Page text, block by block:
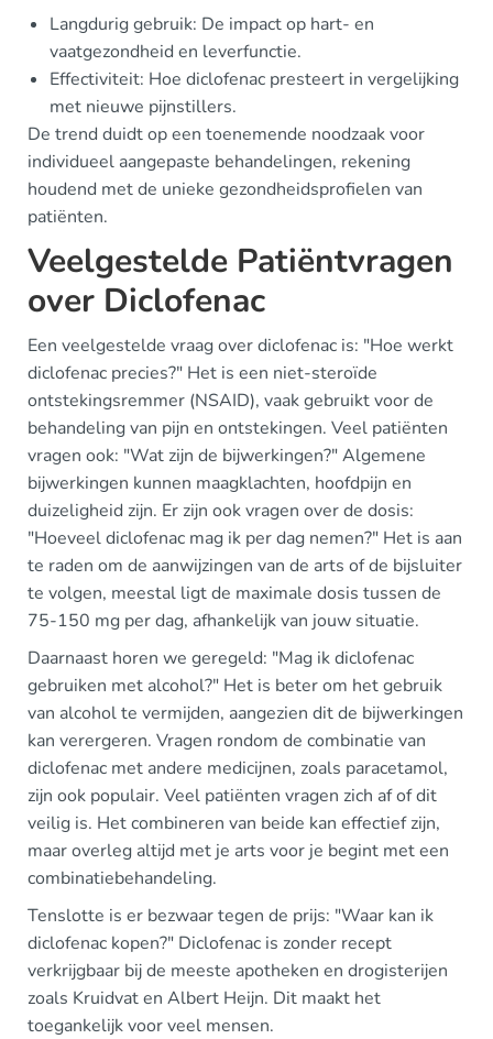
Langdurig gebruik: De impact op hart- en
vaatgezondheid en leverfunctie.
Effectiviteit: Hoe diclofenac presteert in vergelijking
met nieuwe pijnstillers.
De trend duidt op een toenemende noodzaak voor
individueel aangepaste behandelingen, rekening
houdend met de unieke gezondheidsprofielen van
patiënten.
Veelgestelde Patiëntvragen
over Diclofenac
Een veelgestelde vraag over diclofenac is: "Hoe werkt
diclofenac precies?" Het is een niet-steroïde
ontstekingsremmer (NSAID), vaak gebruikt voor de
behandeling van pijn en ontstekingen. Veel patiënten
vragen ook: "Wat zijn de bijwerkingen?" Algemene
bijwerkingen kunnen maagklachten, hoofdpijn en
duizeligheid zijn. Er zijn ook vragen over de dosis:
"Hoeveel diclofenac mag ik per dag nemen?" Het is aan
te raden om de aanwijzingen van de arts of de bijsluiter
te volgen, meestal ligt de maximale dosis tussen de
75-150 mg per dag, afhankelijk van jouw situatie.
Daarnaast horen we geregeld: "Mag ik diclofenac
gebruiken met alcohol?" Het is beter om het gebruik
van alcohol te vermijden, aangezien dit de bijwerkingen
kan verergeren. Vragen rondom de combinatie van
diclofenac met andere medicijnen, zoals paracetamol,
zijn ook populair. Veel patiënten vragen zich af of dit
veilig is. Het combineren van beide kan effectief zijn,
maar overleg altijd met je arts voor je begint met een
combinatiebehandeling.
Tenslotte is er bezwaar tegen de prijs: "Waar kan ik
diclofenac kopen?" Diclofenac is zonder recept
verkrijgbaar bij de meeste apotheken en drogisterijen
zoals Kruidvat en Albert Heijn. Dit maakt het
toegankelijk voor veel mensen.